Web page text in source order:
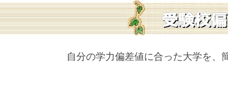
自分の学力偏差値に合った大学を、